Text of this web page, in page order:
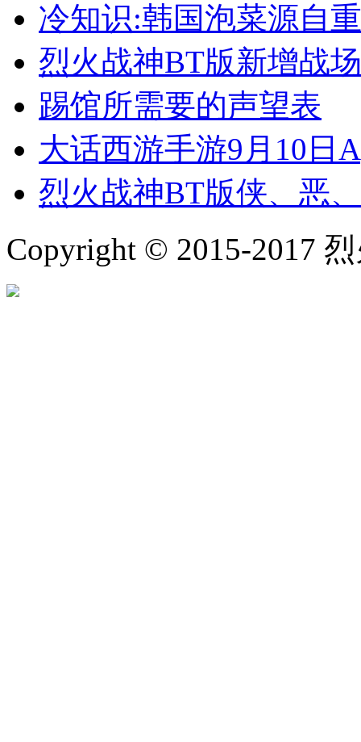
冷知识:韩国泡菜源自
烈火战神BT版新增战
踢馆所需要的声望表
大话西游手游9月10日
烈火战神BT版侠、恶
Copyright © 2015-2017